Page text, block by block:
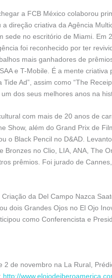
a FCB México colaborou
direção criativa da Agência
sede no escritório de Miami. Em
foi reconhecido por ter
mais ganhadores de
e T-Mobile. É a mente
Tide Ad”, assim como “The
dos seus melhores anos na
com mais de 20 anos de
Show, além do Grand Prix de
o Black Pencil no D&AD.
Bronzes no Clio, LIA, ANA, The
prêmios. Foi jurado de
da Del Campo Nazca
dois Grandes Ojos no El Ojo
como Conferencista e
2 de novembro na La Rural,
http://